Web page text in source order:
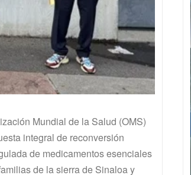
Mundial de la Salud (OMS)
integral de reconversión
de medicamentos esenciales
de la sierra de Sinaloa y